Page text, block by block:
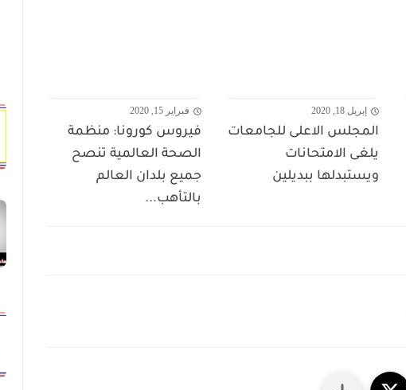
إبريل 18, 2020
المجلس الاعلى للجامعات
يلغى الامتحانات
ويستبدلها ببديلين
فبراير 15, 2020
فيروس كورونا: منظمة
الصحة العالمية تنصح
جميع بلدان العالم
بالتأهب...